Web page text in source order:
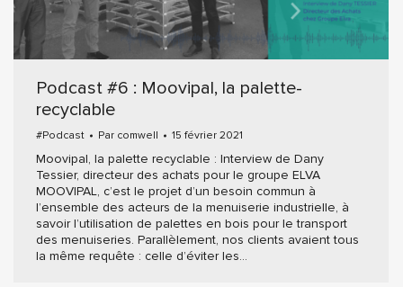
Podcast #6 : Moovipal, la palette-
recyclable
#Podcast Par comwell 15 février 2021
Moovipal, la palette recyclable : Interview de Dany
Tessier, directeur des achats pour le groupe ELVA
MOOVIPAL, c’est le projet d’un besoin commun à
l’ensemble des acteurs de la menuiserie industrielle, à
savoir l’utilisation de palettes en bois pour le transport
des menuiseries. Parallèlement, nos clients avaient tous
la même requête : celle d’éviter les…